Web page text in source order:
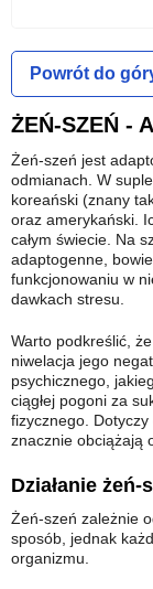
Powrót do
ŻEŃ-SZEŃ -
Żeń-szeń jest
odmianach. W
koreański (znany
oraz amerykański.
całym świecie. Na
adaptogenne,
funkcjonowaniu w
dawkach stresu.
Warto podkreślić,
niwelacja jego
psychicznego,
ciągłej pogoni za
fizycznego.
znacznie obciążają
Działanie żeń-
Żeń-szeń zależnie
sposób, jednak
organizmu.